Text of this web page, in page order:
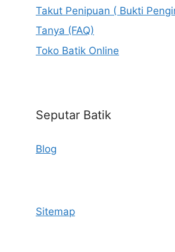
Takut Penipuan ( Bukti
Tanya (FAQ)
Toko Batik Online
Seputar Batik
Blog
Sitemap